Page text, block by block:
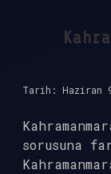
Tarih: Haziran
sorusuna